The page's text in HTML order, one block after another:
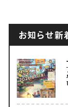
お知らせ新